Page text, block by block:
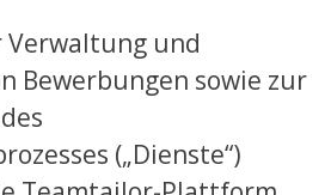
Verwaltung und
Bewerbungen sowie zur
(„Dienste“)